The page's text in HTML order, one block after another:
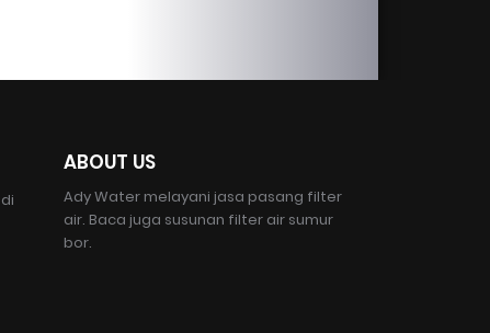
ABOUT US
Ady Water melayani jasa pasang filter
air. Baca juga susunan filter air sumur
bor.